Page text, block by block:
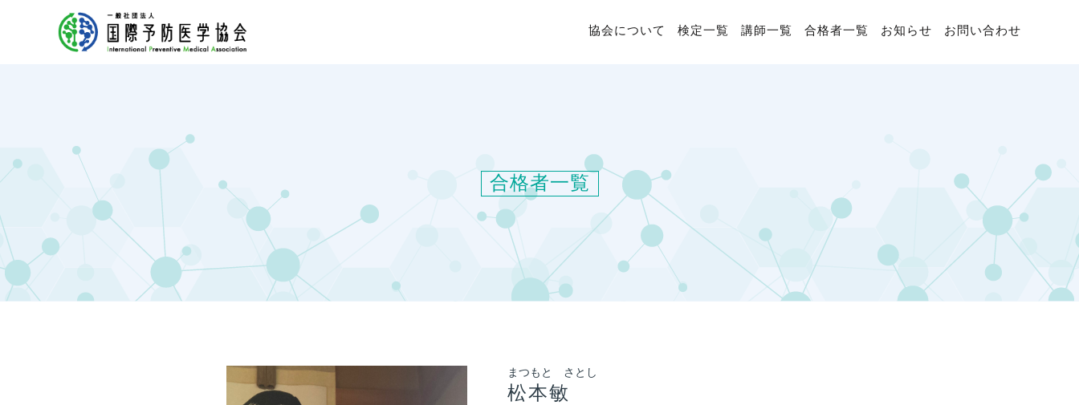
協会について 検定一覧 講師一覧 合格者一覧 お知らせ お問い合わせ
合格者一覧
まつもと さとし
松本敏